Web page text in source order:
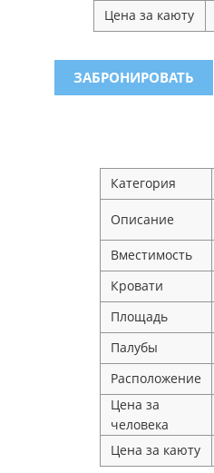
Цена за каюту
ЗАБРОНИРОВАТЬ
Категория
Описание
Вместимость
Кровати
Площадь
Палубы
Расположение
Цена за
человека
Цена за каюту